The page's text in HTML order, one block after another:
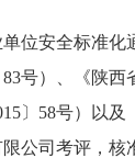
位安全标准化
号）、《陕
〕58号）以
公司考评，